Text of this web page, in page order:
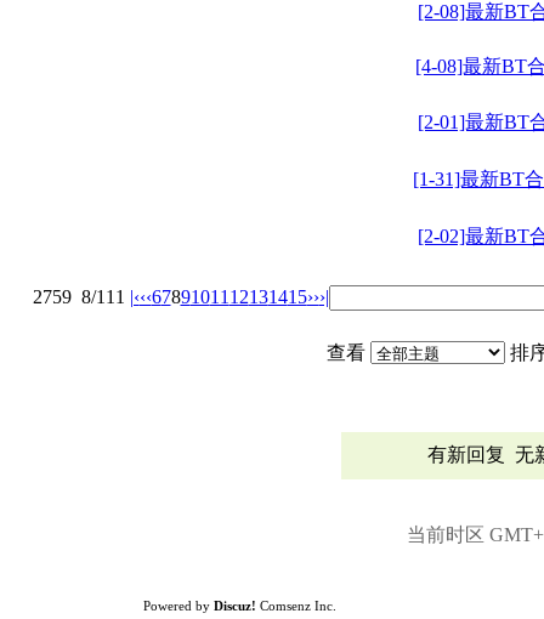
[2-08]最新BT
[4-08]最新BT
[2-01]最新BT
[1-31]最新BT
[2-02]最新BT
2759 8/111 |‹‹‹67891011 12131415›››|
查看 排
有新回复 无
当前时区
Powered by Discuz! Comsenz Inc.